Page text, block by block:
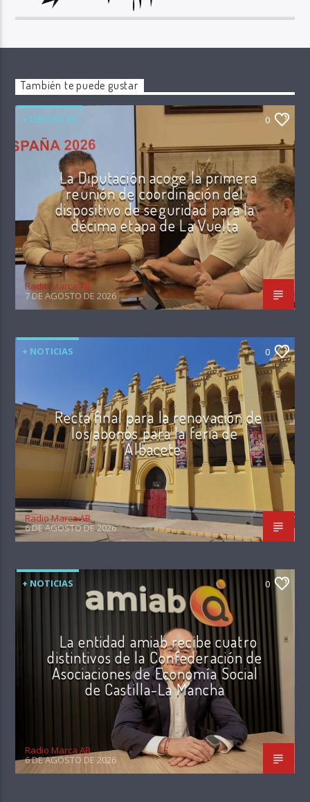
También te puede gustar
+ DEPORTES 0
La Diputación acoge la primera
reunión de coordinación del
dispositivo de seguridad para la
décima etapa de La Vuelta
Radio Marca AB
7 DE AGOSTO DE 2026
+ NOTICIAS 0
Recta final para la renovación de
los abonos para la feria de
Albacete
Radio Marca AB
6 DE AGOSTO DE 2026
+ NOTICIAS 0
La entidad amiab recibe cuatro
distintivos de la Confederación de
Asociaciones de Economía Social
de Castilla-La Mancha
Radio Marca AB
6 DE AGOSTO DE 2026